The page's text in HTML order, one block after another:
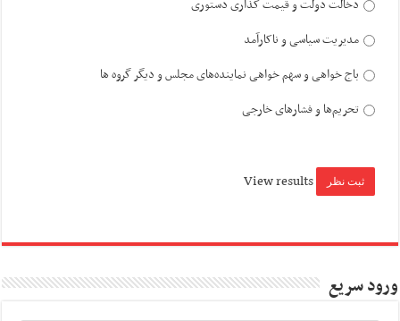
دخالت دولت و قیمت گذاری دستوری
مدیریت سیاسی و ناکارآمد
باج خواهی و سهم خواهی نماینده‌های مجلس و دیگر گروه ها
تحریم‌ها و فشارهای خارجی
View results
ورود سریع